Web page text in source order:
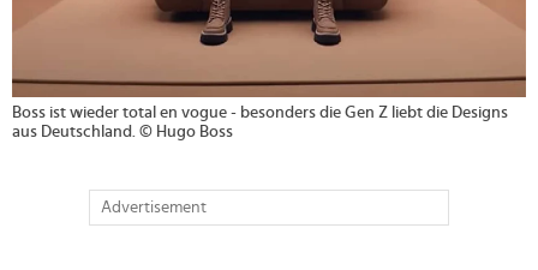
Boss ist wieder total en vogue - besonders die Gen Z liebt die Designs
aus Deutschland. © Hugo Boss
Advertisement